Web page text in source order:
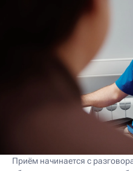
Приём начинается с